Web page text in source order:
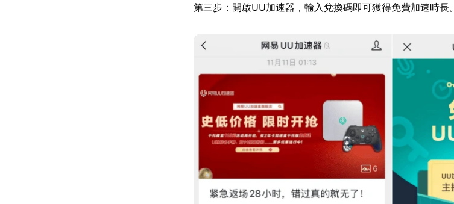
第三步：開啟UU加速器，輸入兌換碼即可獲得免費加速時長。